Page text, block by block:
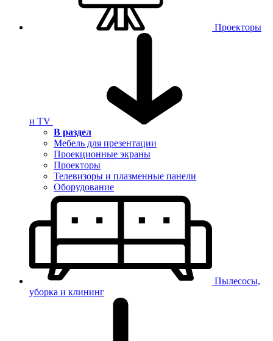
Проекторы
и TV
В раздел
Мебель для презентации
Проекционные экраны
Проекторы
Телевизоры и плазменные панели
Оборудование
Пылесосы,
уборка и клининг